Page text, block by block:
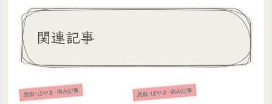
関連記事
愚痴･ぼやき･病み記事 愚痴･ぼやき･病み記事